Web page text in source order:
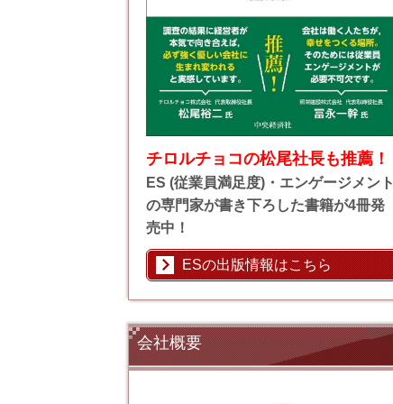
チロルチョコの松尾社長も推薦！
ES (従業員満足度)・エンゲージメント
の専門家が書き下ろした書籍が4冊発
売中！
ESの出版情報はこちら
会社概要